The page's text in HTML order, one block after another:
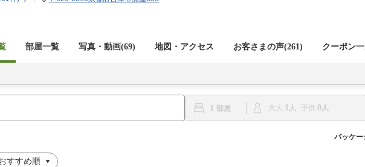
部屋一覧 写真・動画(69) 地図・アクセス お客さまの声(261) クーポン
1 大人 1 子供 0
パッケー